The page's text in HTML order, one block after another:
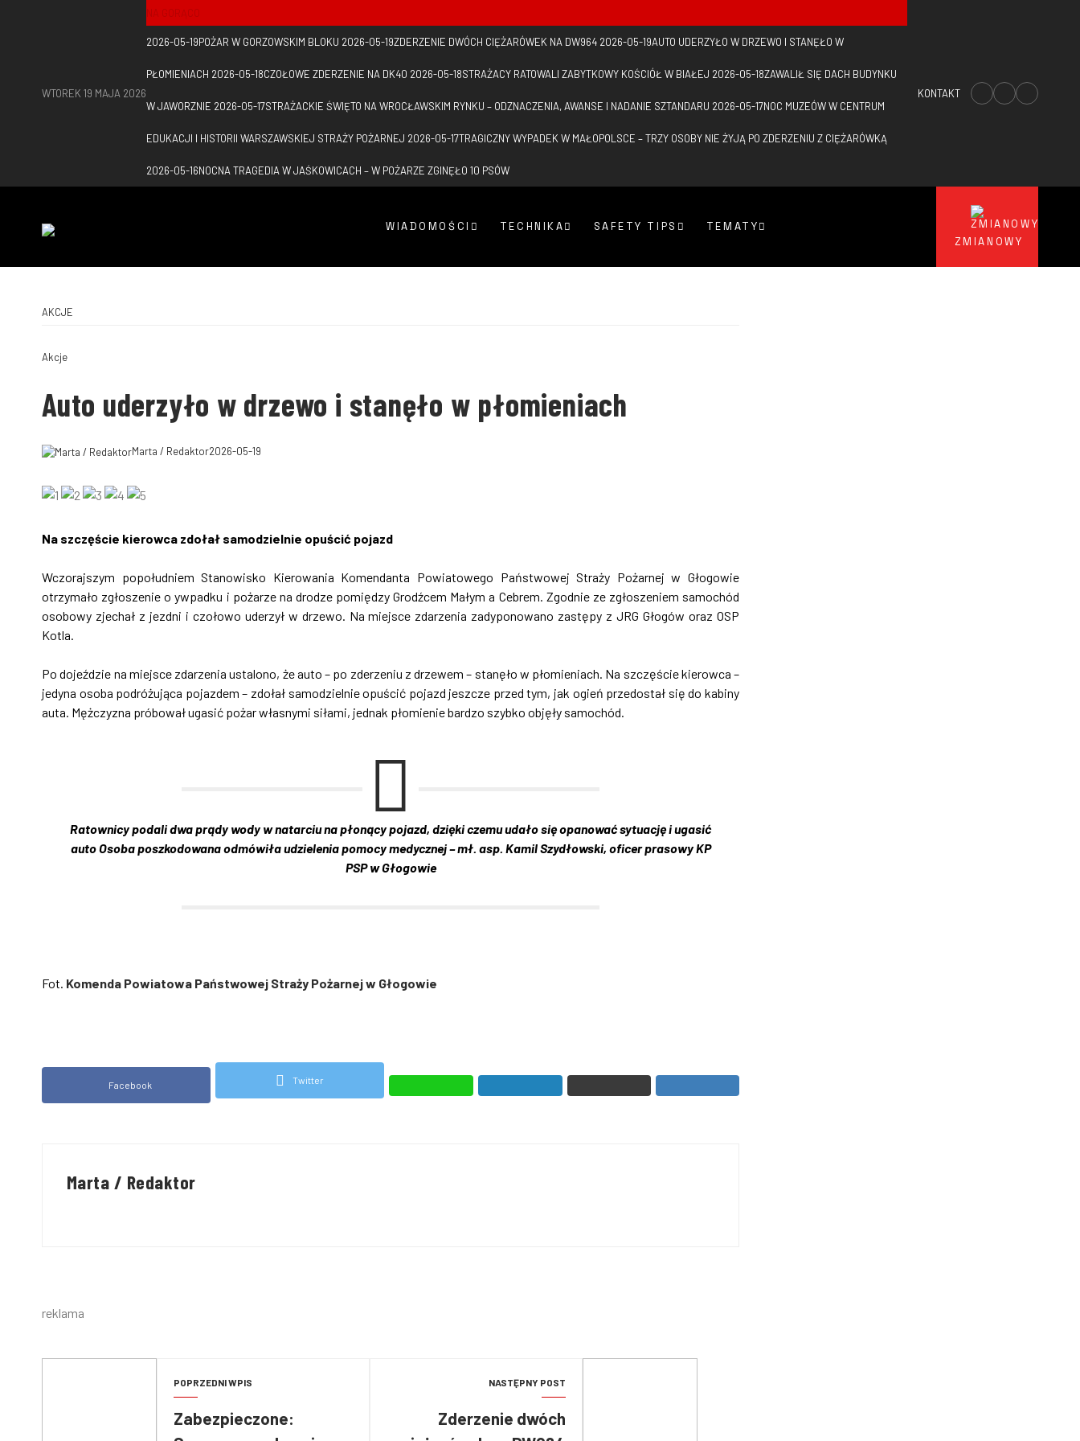
WTOREK 19 MAJA 2026
NA GORĄCO
2026-05-19POŻAR W GORZOWSKIM BLOKU 2026-05-19ZDERZENIE DWÓCH CIĘŻARÓWEK NA DW964 2026-05-19AUTO UDERZYŁO W DRZEWO I STANĘŁO W
PŁOMIENIACH 2026-05-18CZOŁOWE ZDERZENIE NA DK40 2026-05-18STRAŻACY RATOWALI ZABYTKOWY KOŚCIÓŁ W BIAŁEJ 2026-05-18ZAWALIŁ SIĘ DACH BUDYNKU
W JAWORZNIE 2026-05-17STRAŻACKIE ŚWIĘTO NA WROCŁAWSKIM RYNKU – ODZNACZENIA, AWANSE I NADANIE SZTANDARU 2026-05-17NOC MUZEÓW W CENTRUM
EDUKACJI I HISTORII WARSZAWSKIEJ STRAŻY POŻARNEJ 2026-05-17TRAGICZNY WYPADEK W MAŁOPOLSCE – TRZY OSOBY NIE ŻYJĄ PO ZDERZENIU Z CIĘŻARÓWKĄ
2026-05-16NOCNA TRAGEDIA W JAŚKOWICACH – W POŻARZE ZGINĘŁO 10 PSÓW
KONTAKT
WIADOMOŚCI TECHNIKA SAFETY TIPS
TEMATY
ZMIANOWY
AKCJE
Akcje
Auto uderzyło w drzewo i stanęło w płomieniach
Marta / Redaktor2026-05-19
Na szczęście kierowca zdołał samodzielnie opuścić pojazd
Wczorajszym popołudniem Stanowisko Kierowania Komendanta Powiatowego Państwowej Straży Pożarnej w Głogowie
otrzymało zgłoszenie o ywpadku i pożarze na drodze pomiędzy Grodźcem Małym a Cebrem. Zgodnie ze zgłoszeniem samochód
osobowy zjechał z jezdni i czołowo uderzył w drzewo. Na miejsce zdarzenia zadyponowano zastępy z JRG Głogów oraz OSP
Kotla.
Po dojeździe na miejsce zdarzenia ustalono, że auto – po zderzeniu z drzewem – stanęło w płomieniach. Na szczęście kierowca –
jedyna osoba podróżująca pojazdem – zdołał samodzielnie opuścić pojazd jeszcze przed tym, jak ogień przedostał się do kabiny
auta. Mężczyzna próbował ugasić pożar własnymi siłami, jednak płomienie bardzo szybko objęły samochód.
Ratownicy podali dwa prądy wody w natarciu na płonący pojazd, dzięki czemu udało się opanować sytuację i ugasić
auto Osoba poszkodowana odmówiła udzielenia pomocy medycznej – mł. asp. Kamil Szydłowski, oficer prasowy KP
PSP w Głogowie
Fot. Komenda Powiatowa Państwowej Straży Pożarnej w Głogowie
Facebook Twitter
Marta / Redaktor
reklama
POPRZEDNI WPIS
Zabezpieczone:
NASTĘPNY POST
Zderzenie dwóch